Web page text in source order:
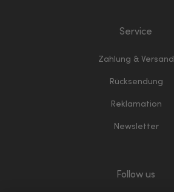
Service
Zahlung & Versand
Rücksendung
Reklamation
Newsletter
Follow us